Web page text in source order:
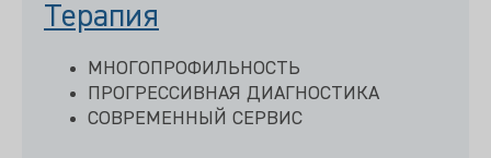
Терапия
МНОГОПРОФИЛЬНОСТЬ
ПРОГРЕССИВНАЯ ДИАГНОСТИКА
СОВРЕМЕННЫЙ СЕРВИС